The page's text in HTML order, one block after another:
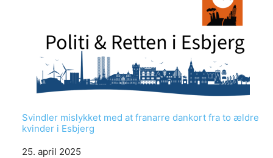
Svindler mislykket med at franarre dankort fra to ældre
kvinder i Esbjerg
Date
25. april 2025